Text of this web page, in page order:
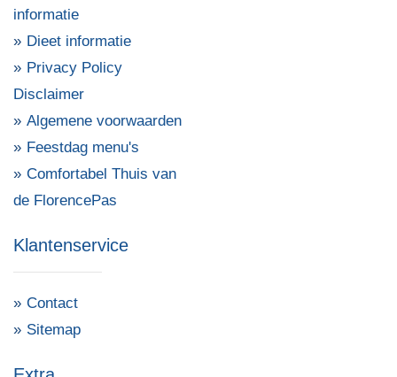
informatie
Dieet informatie
Privacy Policy
Disclaimer
Algemene voorwaarden
Feestdag menu's
Comfortabel Thuis van
de FlorencePas
Klantenservice
Contact
Sitemap